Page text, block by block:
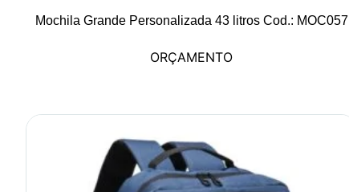
Mochila Grande Personalizada 43 litros Cod.: MOC057
ORÇAMENTO